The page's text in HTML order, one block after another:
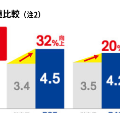
比較 （注2）